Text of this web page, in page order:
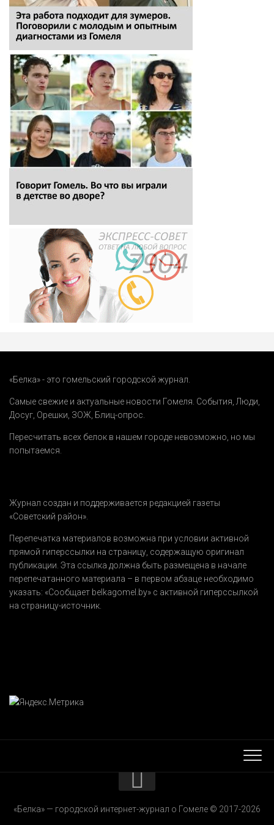
«Белка» - это гомельский городской журнал.
Самые свежие и актуальные новости Гомеля. События,Люди,
Досуг, Орешки, ЗОЖ, Блиц-опрос.
Пересчитать всех белок в нашем городе невозможно, но мы
попытаемся.
Журнал создан и поддерживается редакцией газеты
«Советский район».
Перепечатка материалов возможна при условии активной
прямой гиперссылки на страницу, содержащую оригинал
публикации. Эта ссылка должна быть размещена в начале
перепечатанного материала – в первом абзаце необходимо
указать: «Сообщает belkagomel.by» с активной гиперссылкой
на страницу-источник.
РЕКЛАМОДАТЕЛЯМ
«Белка» — городской интернет-журнал о Гомеле © 2017-2026